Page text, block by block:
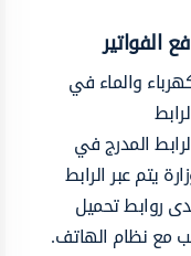
الفواتير
والماء في
المدرج في
يتم عبر الرابط
روابط تحميل
مع نظام الهاتف.